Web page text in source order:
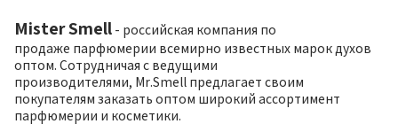
Mister Smell - российская компания по
продаже парфюмерии всемирно известных марок духов
оптом. Сотрудничая с ведущими
производителями, Mr.Smell предлагает своим
покупателям заказать оптом широкий ассортимент
парфюмерии и косметики.